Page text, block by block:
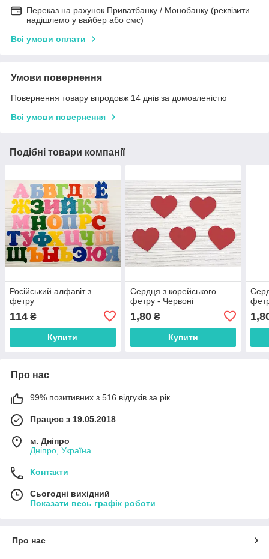
Переказ на рахунок Приватбанку / Монобанку (реквізити
надішлемо у вайбер або смс)
Всі умови оплати
Умови повернення
Повернення товару впродовж 14 днів за домовленістю
Всі умови повернення
Подібні товари компанії
Російський алфавіт з
фетру
114 ₴
Купити
Сердця з корейського
фетру - Червоні
1,80₴
Купити
Про нас
99% позитивних з 516 відгуків за рік
Працює з 19.05.2018
м. Дніпро
Дніпро, Україна
Контакти
Сьогодні вихідний
Показати весь графік роботи
Про нас